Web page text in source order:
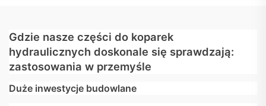
Gdzie nasze części do koparek
hydraulicznych doskonale się sprawdzają:
zastosowania w przemyśle
Duże inwestycje budowlane